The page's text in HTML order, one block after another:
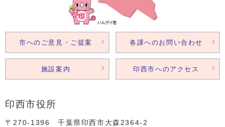
印西市役所
〒270-1396 千葉県印西市大森2364‐2
市へのご意見・ご提案 各課へのお問い合わせ
施設案内 印西市へのアクセス